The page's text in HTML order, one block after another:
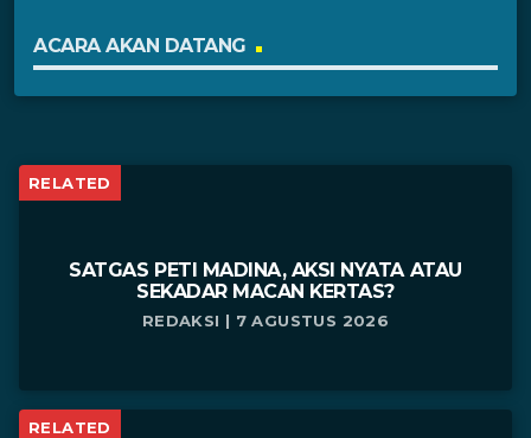
ACARA AKAN DATANG
RELATED
SATGAS PETI MADINA, AKSI NYATA ATAU
SEKADAR MACAN KERTAS?
REDAKSI | 7 AGUSTUS 2026
RELATED